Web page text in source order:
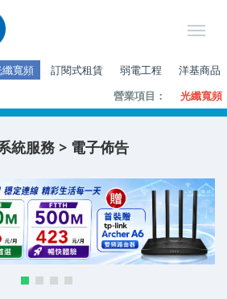
纖寬頻 訂閱式租賃 弱電工程 洋基商品
營業項目： 光纖寬頻
統服務 > 電子佈告